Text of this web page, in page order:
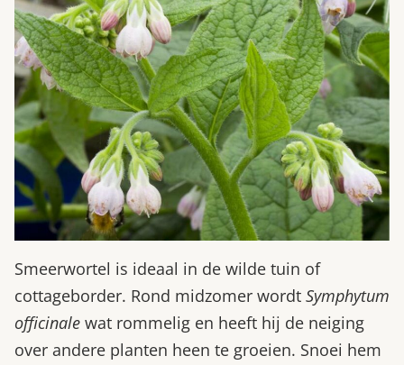
Smeerwortel is ideaal in de wilde tuin of
cottageborder. Rond midzomer wordt Symphytum
officinale wat rommelig en heeft hij de neiging
over andere planten heen te groeien. Snoei hem